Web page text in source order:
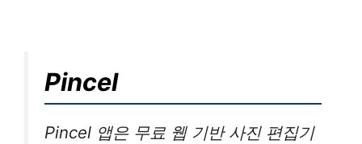
Pincel
Pincel 앱은 무료 웹 기반 사진 편집기